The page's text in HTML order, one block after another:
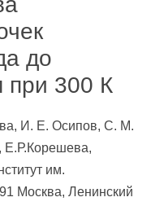
до
при 300 К
И. Е. Осипов, С. М.
Е.Р.Корешева,
им.
Москва, Ленинский